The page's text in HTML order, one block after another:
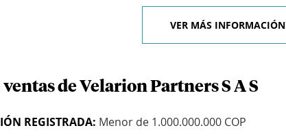
VER MÁS INFORMACIÓN
de Velarion Partners S A S
REGISTRADA: Menor de 1.000.000.000 COP